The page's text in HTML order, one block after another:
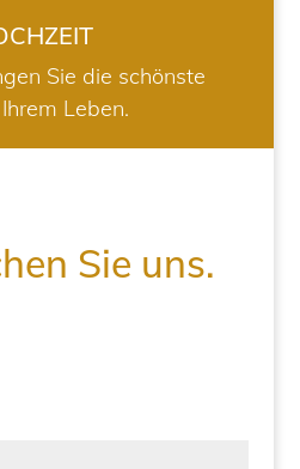
Sie die schönste
Leben.
Sie uns.